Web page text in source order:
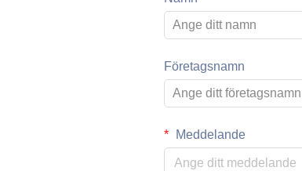
Företagsnamn
Meddelande